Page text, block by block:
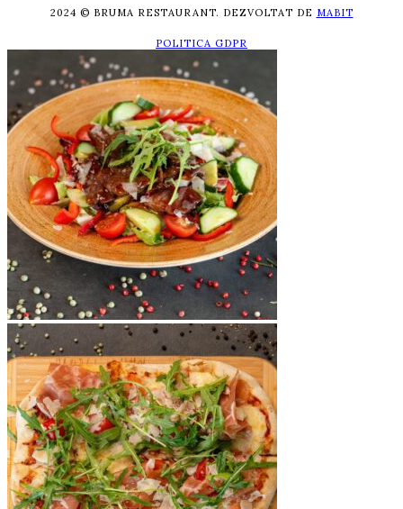
2024 © BRUMA RESTAURANT. DEZVOLTAT DE MABIT
POLITICA GDPR